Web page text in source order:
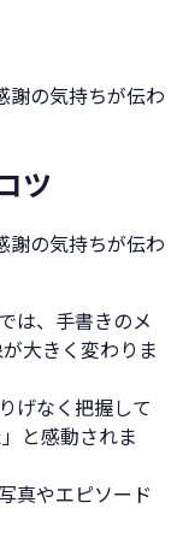
謝の気持ちが伝わ
ツ
謝の気持ちが伝わ
は、手書きのメ
大きく変わりま
げなく把握して
と感動されま
真やエピソード